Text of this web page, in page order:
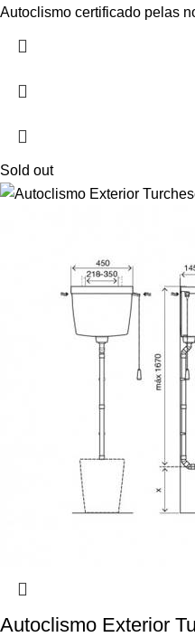
Autoclismo certificado pelas
Sold out
Autoclismo Exterior